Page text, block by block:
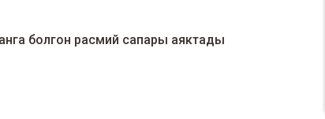
болгон расмий сапары аяктады